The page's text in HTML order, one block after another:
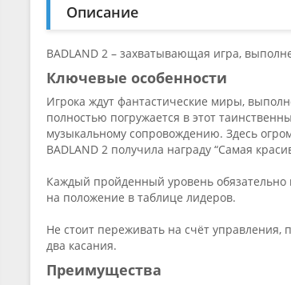
Описание
BADLAND 2 – захватывающая игра,
Ключевые особенности
Игрока ждут фантастические миры,
полностью погружается в этот
музыкальному сопровождению. Здесь
BADLAND 2 получила награду “Самая
Каждый пройденный уровень обязательно
на положение в таблице лидеров.
Не стоит переживать на счёт управления,
два касания.
Преимущества